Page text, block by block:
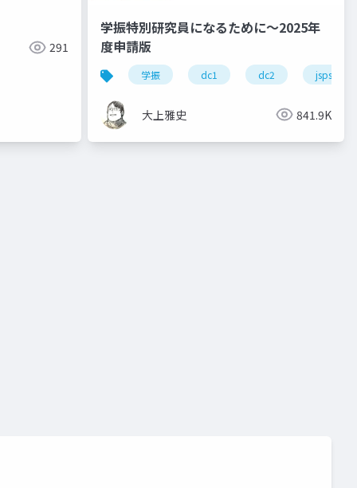
291
学振特別研究員になるために～2025年
度申請版
学振 dc1 dc2 jsps
大上雅史 841.9K